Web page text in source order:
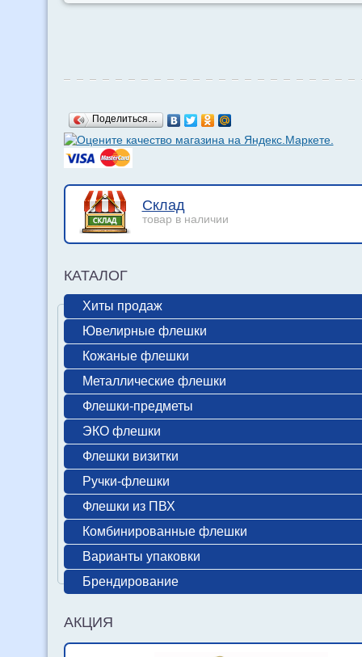
Поделиться…
Склад
товар в наличии
КАТАЛОГ
Хиты продаж
Ювелирные флешки
Кожаные флешки
Металлические флешки
Флешки-предметы
ЭКО флешки
Флешки визитки
Ручки-флешки
Флешки из ПВХ
Комбинированные флешки
Варианты упаковки
Брендирование
АКЦИЯ